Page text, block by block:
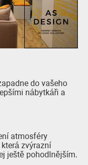
do vašeho
nábytkáři a
atmosféry
zvýrazní
ještě pohodlnějším.